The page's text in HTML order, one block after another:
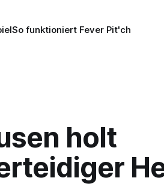
So funktioniert Fever Pit'ch
holt